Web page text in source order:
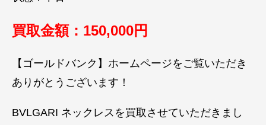
買取金額：150,000円
【ゴールドバンク】ホームページをご覧いただき
ありがとうございます！
BVLGARI ネックレスを買取させていただきまし